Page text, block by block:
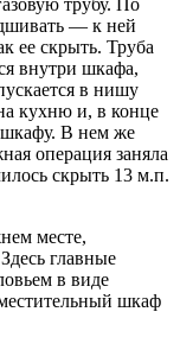
— к ней
ее скрыть. Труба
внутри шкафа,
в нишу
кухню и, в конце
шкафу. В нем же
операция заняла
скрыть 13 м.п.
месте,
главные
в виде
шкаф